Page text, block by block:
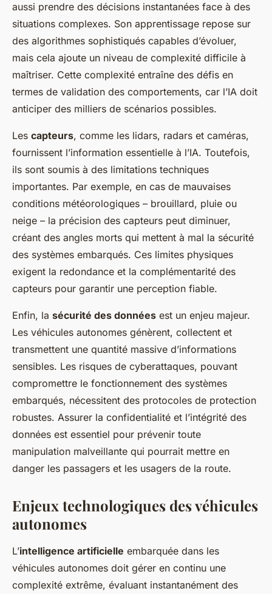
aussi prendre des décisions instantanées face à des
situations complexes. Son apprentissage repose sur
des algorithmes sophistiqués capables d’évoluer,
mais cela ajoute un niveau de complexité difficile à
maîtriser. Cette complexité entraîne des défis en
termes de validation des comportements, car l’IA doit
anticiper des milliers de scénarios possibles.
Les capteurs, comme les lidars, radars et caméras,
fournissent l’information essentielle à l’IA. Toutefois,
ils sont soumis à des limitations techniques
importantes. Par exemple, en cas de mauvaises
conditions météorologiques – brouillard, pluie ou
neige – la précision des capteurs peut diminuer,
créant des angles morts qui mettent à mal la sécurité
des systèmes embarqués. Ces limites physiques
exigent la redondance et la complémentarité des
capteurs pour garantir une perception fiable.
Enfin, la sécurité des données est un enjeu majeur.
Les véhicules autonomes génèrent, collectent et
transmettent une quantité massive d’informations
sensibles. Les risques de cyberattaques, pouvant
compromettre le fonctionnement des systèmes
embarqués, nécessitent des protocoles de protection
robustes. Assurer la confidentialité et l’intégrité des
données est essentiel pour prévenir toute
manipulation malveillante qui pourrait mettre en
danger les passagers et les usagers de la route.
Enjeux technologiques des véhicules
autonomes
L’intelligence artificielle embarquée dans les
véhicules autonomes doit gérer en continu une
complexité extrême, évaluant instantanément des